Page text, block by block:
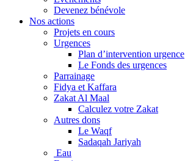
Devenez bénévole
Nos actions
Projets en cours
Urgences
Plan d’intervention urgence
Le Fonds des urgences
Parrainage
Fidya et Kaffara
Zakat Al Maal
Calculez votre Zakat
Autres dons
Le Waqf
Sadaqah Jariyah
Eau